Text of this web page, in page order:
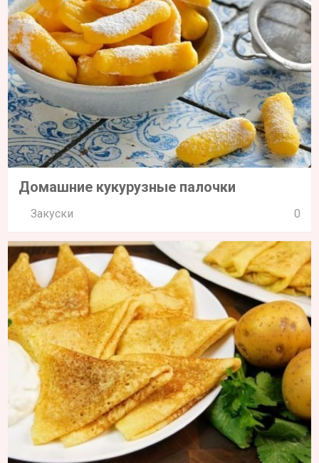
Домашние кукурузные палочки
Закуски 0